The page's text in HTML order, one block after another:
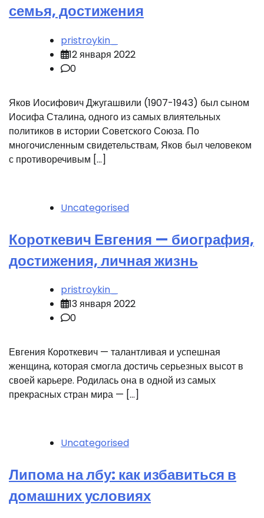
семья, достижения
pristroykin_
12 января 2022
0
Яков Иосифович Джугашвили (1907-1943) был сыном
Иосифа Сталина, одного из самых влиятельных
политиков в истории Советского Союза. По
многочисленным свидетельствам, Яков был человеком
с противоречивым […]
Uncategorised
Короткевич Евгения — биография,
достижения, личная жизнь
pristroykin_
13 января 2022
0
Евгения Короткевич — талантливая и успешная
женщина, которая смогла достичь серьезных высот в
своей карьере. Родилась она в одной из самых
прекрасных стран мира — […]
Uncategorised
Липома на лбу: как избавиться в
домашних условиях